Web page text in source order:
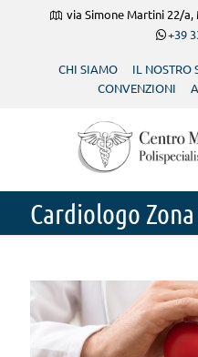
via Simone Martini 22/a,
+39
CHI SIAMO IL NOSTRO
CONVENZIONI
Cardiologo